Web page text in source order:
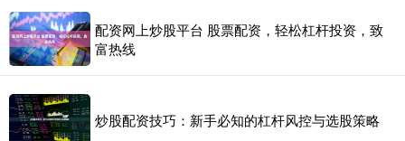
配资网上炒股平台 股票配资，轻松杠杆投资，致
富热线
炒股配资技巧：新手必知的杠杆风控与选股策略